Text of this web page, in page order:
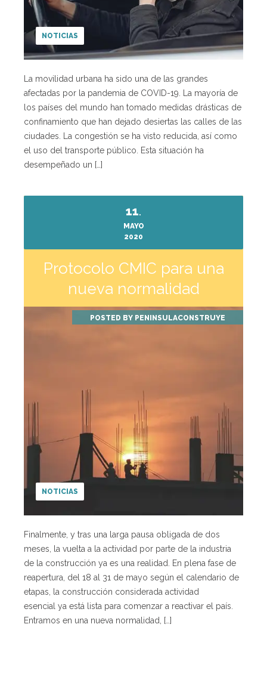
NOTICIAS
La movilidad urbana ha sido una de las grandes
afectadas por la pandemia de COVID-19. La mayoría de
los países del mundo han tomado medidas drásticas de
confinamiento que han dejado desiertas las calles de las
ciudades. La congestión se ha visto reducida, así como
el uso del transporte público. Esta situación ha
desempeñado un […]
11.
MAYO
2020
Protocolo CMIC para una
nueva normalidad
POSTED BY PENINSULACONSTRUYE
NOTICIAS
Finalmente, y tras una larga pausa obligada de dos
meses, la vuelta a la actividad por parte de la industria
de la construcción ya es una realidad. En plena fase de
reapertura, del 18 al 31 de mayo según el calendario de
etapas, la construcción considerada actividad
esencial ya está lista para comenzar a reactivar el país.
Entramos en una nueva normalidad, […]